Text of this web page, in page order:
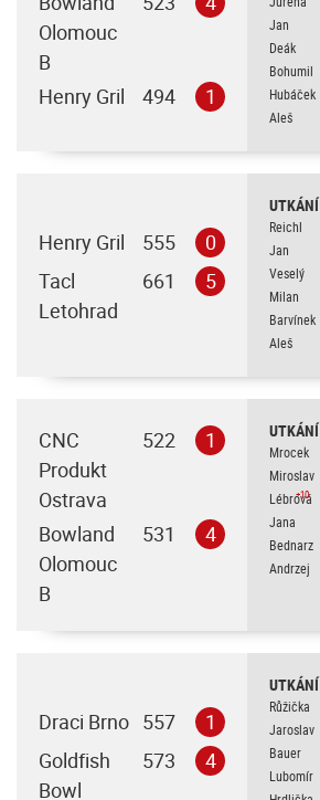
Olomouc
B
Henry Gril 494 1
Jan
Deák
Bohumil
Hubáček
Aleš
Henry Gril 555
0
Tacl
Letohrad
661 5
UTKÁNÍ
Reichl
Jan
Veselý
Milan
Barvínek
Aleš
CNC
Produkt
Ostrava
522 1
Bowland
Olomouc
B
531 4
UTKÁNÍ
Mrocek
Miroslav
Lébrová
Jana
+10
Bednarz
Andrzej
Draci Brno 557
1
Goldfish
Bowl
573 4
UTKÁNÍ
Růžička
Jaroslav
Bauer
Lubomír